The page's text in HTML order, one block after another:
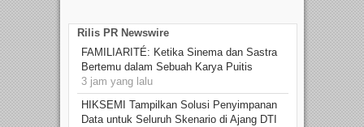
Rilis PR Newswire
FAMILIARITÉ: Ketika Sinema dan Sastra
Bertemu dalam Sebuah Karya Puitis
3 jam yang lalu
HIKSEMI Tampilkan Solusi Penyimpanan
Data untuk Seluruh Skenario di Ajang DTI